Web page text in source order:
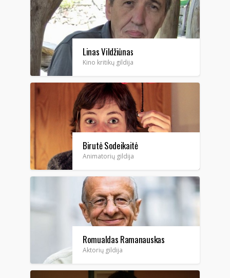
Linas Vildžiūnas
Kino kritikų gildija
Birutė Sodeikaitė
Animatorių gildija
Romualdas Ramanauskas
Aktorių gildija